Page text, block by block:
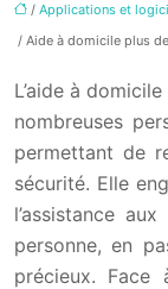
/ Applications et
/ Aide à domicile plus
L’aide à
nombreuses
permettant de
sécurité. Elle
l’assistance
personne, en
précieux. Face